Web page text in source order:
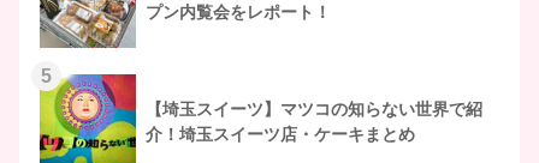
プン内覧会をレポート！
5
【埼玉スイーツ】マツコの知らない世界で紹
介！埼玉スイーツ店・ケーキまとめ